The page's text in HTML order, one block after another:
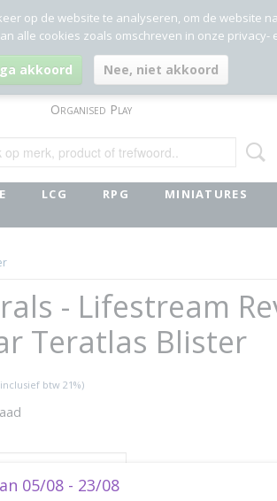
Organised Play
LCG RPG MINIATURES
- Lifestream
Teratlas Blister
btw 21%)
op de website te analyseren, om de website
alle cookies zoals omschreven in onze privacy-
akkoord Nee, niet akkoord
05/08 - 23/08